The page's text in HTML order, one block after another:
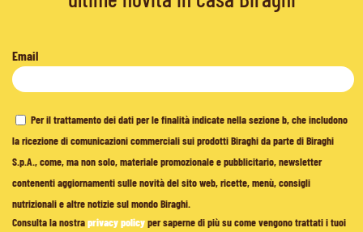
Email
Per il trattamento dei dati per le finalità indicate nella sezione b, che includono
la ricezione di comunicazioni commerciali sui prodotti Biraghi da parte di Biraghi
S.p.A., come, ma non solo, materiale promozionale e pubblicitario, newsletter
contenenti aggiornamenti sulle novità del sito web, ricette, menù, consigli
nutrizionali e altre notizie sul mondo Biraghi.
Consulta la nostraprivacy policyper saperne di più su come vengono trattati i tuoi